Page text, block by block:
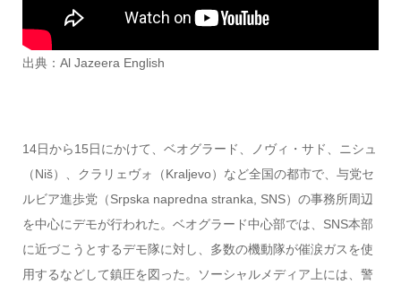
出典：Al Jazeera English
14日から15日にかけて、ベオグラード、ノヴィ・サド、ニシュ
（Niš）、クラリェヴォ（Kraljevo）など全国の都市で、与党セ
ルビア進歩党（Srpska napredna stranka, SNS）の事務所周辺
を中心にデモが行われた。ベオグラード中心部では、SNS本部
に近づこうとするデモ隊に対し、多数の機動隊が催涙ガスを使
用するなどして鎮圧を図った。ソーシャルメディア上には、警